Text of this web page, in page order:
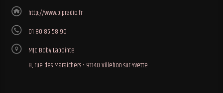
http://www.blpradio.fr
01 80 85 58 90
MJC Boby Lapointe
8, rue des Maraichers • 91140 Villebon-sur-Yvette